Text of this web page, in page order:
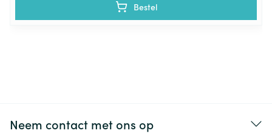
Bestel
Neem contact met ons op